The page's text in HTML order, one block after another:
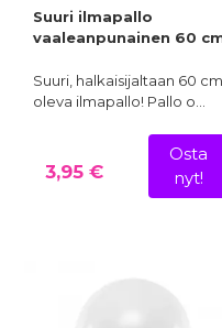
Suuri ilmapallo
vaaleanpunainen 60
Suuri, halkaisijaltaan 60 cm
oleva ilmapallo! Pallo o…
3,95 €
Osta
nyt!